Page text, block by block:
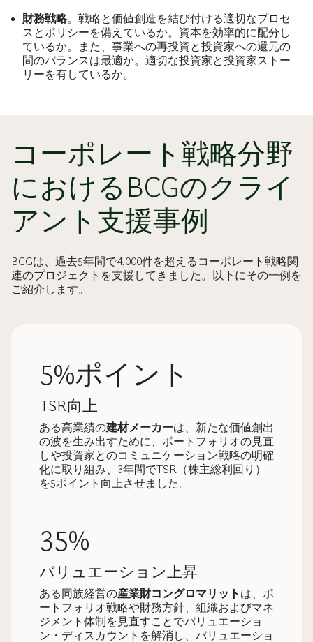
財務戦略。戦略と価値創造を結び付ける適切なプロセ
スとポリシーを備えているか。資本を効率的に配分し
ているか。また、事業への再投資と投資家への還元の
間のバランスは最適か。適切な投資家と投資家ストー
リーを有しているか。
コーポレート戦略分野
におけるBCGのクライ
アント支援事例
BCGは、過去5年間で4,000件を超えるコーポレート戦略関
連のプロジェクトを支援してきました。以下にその一例を
ご紹介します。
5%ポイント
TSR向上
ある高業績の建材メーカーは、新たな価値創出
の波を生み出すために、ポートフォリオの見直
しや投資家とのコミュニケーション戦略の明確
化に取り組み、3年間でTSR（株主総利回り）
を5ポイント向上させました。
35%
バリュエーション上昇
ある同族経営の産業財コングロマリット は、ポ
ートフォリオ戦略や財務方針、組織およびマネ
ジメント体制を見直すことでバリュエーショ
ン・ディスカウントを解消し、バリュエーショ